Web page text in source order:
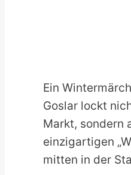
Ein
Goslar lockt
Markt, sondern
einzigartigen
mitten in der